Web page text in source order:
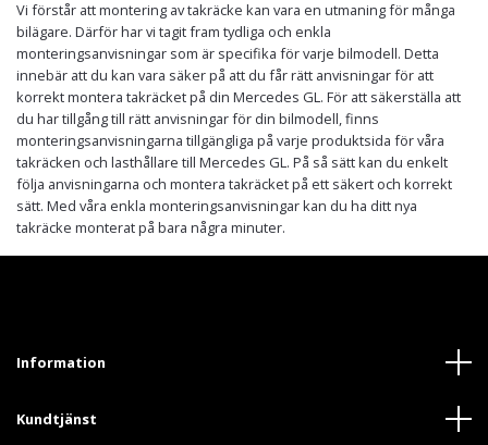
Vi förstår att montering av takräcke kan vara en utmaning för många
bilägare. Därför har vi tagit fram tydliga och enkla
monteringsanvisningar som är specifika för varje bilmodell. Detta
innebär att du kan vara säker på att du får rätt anvisningar för att
korrekt montera takräcket på din Mercedes GL. För att säkerställa att
du har tillgång till rätt anvisningar för din bilmodell, finns
monteringsanvisningarna tillgängliga på varje produktsida för våra
takräcken och lasthållare till Mercedes GL. På så sätt kan du enkelt
följa anvisningarna och montera takräcket på ett säkert och korrekt
sätt. Med våra enkla monteringsanvisningar kan du ha ditt nya
takräcke monterat på bara några minuter.
Information
Kundtjänst